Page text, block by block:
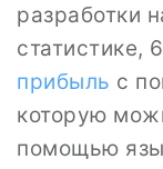
разработки
статистике,
прибыль с
которую
помощью